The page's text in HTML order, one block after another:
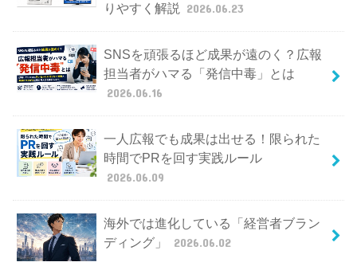
りやすく解説
2026.06.23
SNSを頑張るほど成果が遠のく？広報
担当者がハマる「発信中毒」とは
2026.06.16
一人広報でも成果は出せる！限られた
時間でPRを回す実践ルール
2026.06.09
海外では進化している「経営者ブラン
ディング」
2026.06.02